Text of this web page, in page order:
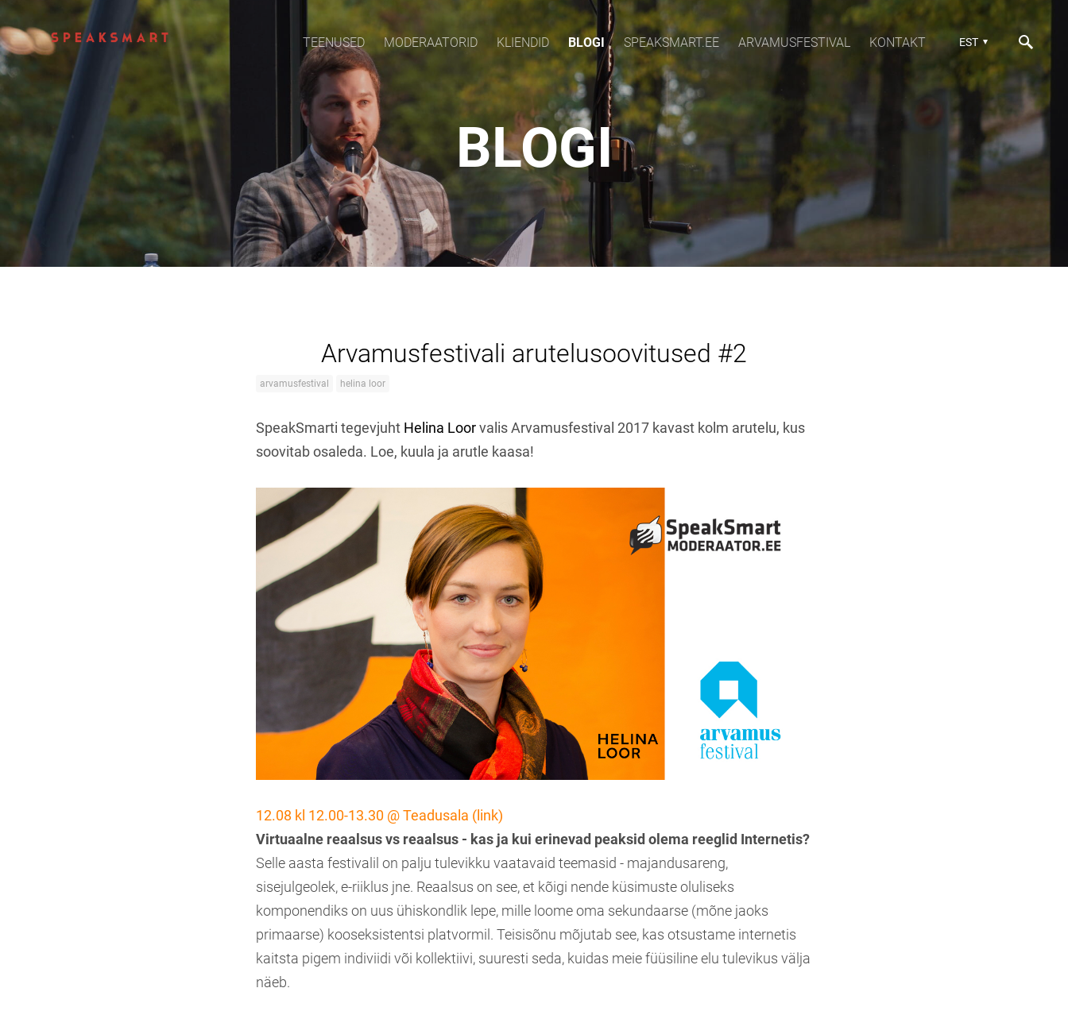
TEENUSED MODERAATORID KLIENDID BLOGI SPEAKSMART.EE ARVAMUSFESTIVAL KONTAKT EST
BLOGI
Arvamusfestivali arutelusoovitused #2
arvamusfestival helina loor
SpeakSmarti tegevjuht Helina Loorvalis Arvamusfestival 2017 kavast kolm arutelu, kus
soovitab osaleda. Loe, kuula ja arutle kaasa!
12.08 kl 12.00-13.30 @ Teadusala (link)
Virtuaalne reaalsus vs reaalsus - kas ja kui erinevad peaksid olema reeglid Internetis?
Selle aasta festivalil on palju tulevikku vaatavaid teemasid - majandusareng,
sisejulgeolek, e-riiklus jne. Reaalsus on see, et kõigi nende küsimuste oluliseks
komponendiks on uus ühiskondlik lepe, mille loome oma sekundaarse (mõne jaoks
primaarse) kooseksistentsi platvormil. Teisisõnu mõjutab see, kas otsustame internetis
kaitsta pigem indiviidi või kollektiivi, suuresti seda, kuidas meie füüsiline elu tulevikus välja
näeb.